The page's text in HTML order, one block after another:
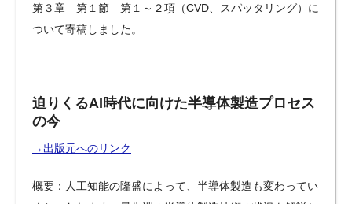
第３章 第１節 第１～２項（CVD、スパッタリング）に
ついて寄稿しました。
迫りくるAI時代に向けた半導体製造プロセス
の今
→出版元へのリンク
概要：人工知能の隆盛によって、半導体製造も変わってい